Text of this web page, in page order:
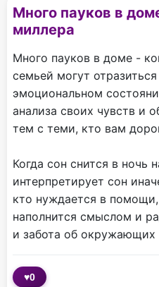
Много пауков в
миллера
Много пауков в доме -
семьей могут
эмоциональном
анализа своих чувств и
тем с теми, кто вам
Когда сон снится в ночь
интерпретирует сон
кто нуждается в
наполнится смыслом и
и забота об окружающих
♥0